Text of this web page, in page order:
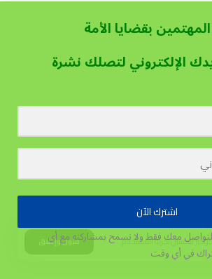
لتحسين تجربة المستخدم. قبول وإغلاق
بقضايا الأمة
الإلكتروني لتصلك نشرة
اشترك الآن
معك فقط ولا نسمح بمشاركته مع أي
في أي وقت